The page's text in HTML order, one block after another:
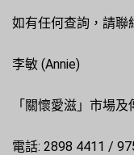
如有任何查詢，請聯
李敏 (Annie)
「關懷愛滋」市場
電話: 2898 4411 /